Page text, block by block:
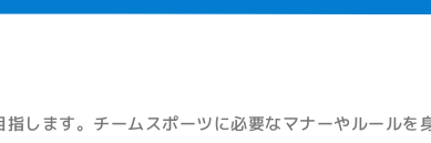
します。チームスポーツに必要なマナーやルールを